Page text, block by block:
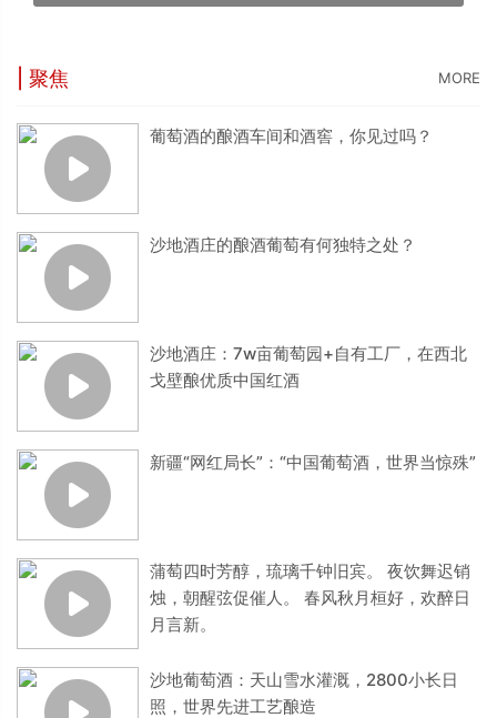
| 聚焦 MORE
葡萄酒的酿酒车间和酒窖，你见过吗？
沙地酒庄的酿酒葡萄有何独特之处？
沙地酒庄：7w亩葡萄园+自有工厂，在西北
戈壁酿优质中国红酒
新疆“网红局长”：“中国葡萄酒，世界当惊殊”
蒲萄四时芳醇，琉璃千钟旧宾。 夜饮舞迟销
烛，朝醒弦促催人。 春风秋月桓好，欢醉日
月言新。
沙地葡萄酒：天山雪水灌溉，2800小长日
照，世界先进工艺酿造